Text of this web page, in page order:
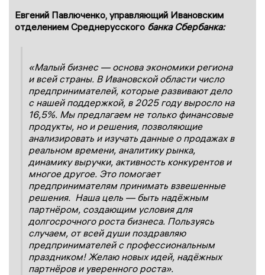
Евгений Павлюченко, управляющий Ивановским
отделением Среднерусского банка Сбербанка:
«Малый бизнес — основа экономики региона
и всей страны. В Ивановской области число
предпринимателей, которые развивают дело
с нашей поддержкой, в 2025 году выросло на
16,5%. Мы предлагаем не только финансовые
продукты, но и решения, позволяющие
анализировать и изучать данные о продажах в
реальном времени, аналитику рынка,
динамику выручки, активность конкурентов и
многое другое. Это помогает
предпринимателям принимать взвешенные
решения. Наша цель — быть надёжным
партнёром, создающим условия для
долгосрочного роста бизнеса. Пользуясь
случаем, от всей души поздравляю
предпринимателей с профессиональным
праздником! Желаю новых идей, надёжных
партнёров и уверенного роста».